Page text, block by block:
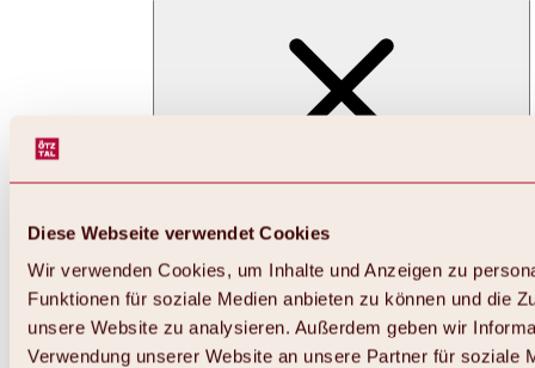
Diese Webseite verwendet Cookies
Wir verwenden Cookies, um Inhalte und Anzeigen zu
Funktionen für soziale Medien anbieten zu können und die
unsere Website zu analysieren. Außerdem geben wir
Verwendung unserer Website an unsere Partner für soziale